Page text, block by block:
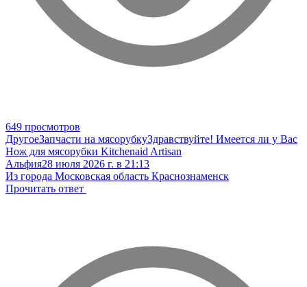
649 просмотров
ДругоеЗапчасти на мясорубкуЗдравствуйте! Имеется ли у Вас
Нож для мясорубки Kitchenaid Artisan
Альфия28 июля 2026 г. в 21:13
Из города Московская область Краснознаменск
Прочитать ответ